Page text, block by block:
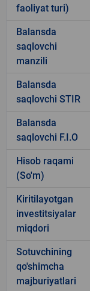
faoliyat turi)
Balansda
saqlovchi
manzili
Balansda
saqlovchi STIR
Balansda
saqlovchi F.I.O
Hisob raqami
(So'm)
Kiritilayotgan
investitsiyalar
miqdori
Sotuvchining
qo'shimcha
majburiyatlari